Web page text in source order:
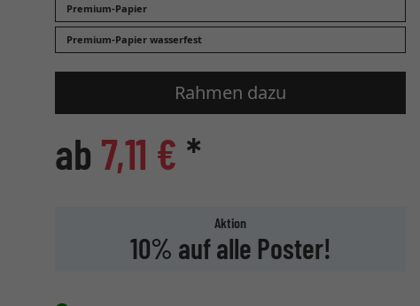
Premium-Papier
Premium-Papier wasserfest
Rahmen dazu
ab 7,11 € *
Aktion
10% auf alle Poster!